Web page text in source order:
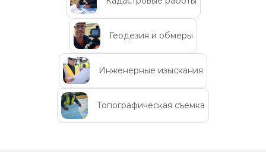
Геодезия и обмеры
Инженерные изыскания
Топографическая съемка